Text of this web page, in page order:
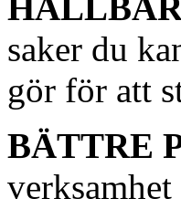
saker du
gör för att
BÄTTRE